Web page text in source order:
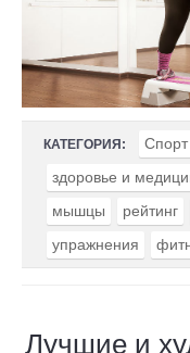
КАТЕГОРИЯ: Спорт
здоровье и
мышцы
рейтинг
упражнения
Лучшие и